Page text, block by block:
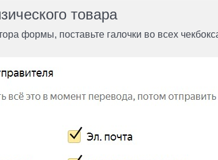
товара
формы, поставьте галочки во всех